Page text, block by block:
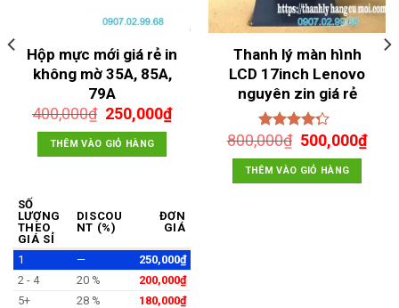
Hộp mực mới giá rẻ in
không mờ 35A, 85A,
79A
400,000₫ Giá
gốc
là:
400,000₫.
250,000₫Giá
hiện
THÊM VÀO GIỎ HÀNG
SỐ
LƯỢNG
THEO
GIÁ SỈ
DISCOU
NT (%)
ĐƠN
GIÁ
1 — 250,000₫
2 - 4
20 % 200,000₫
5+
28 % 180,000₫
Thanh lý màn hình
LCD 17inch Lenovo
nguyên zin giá rẻ
Được xếp
5 sao
800,000₫ Giá
gốc
là:
800,000₫.
500,000₫Giá
THÊM VÀO GIỎ HÀNG